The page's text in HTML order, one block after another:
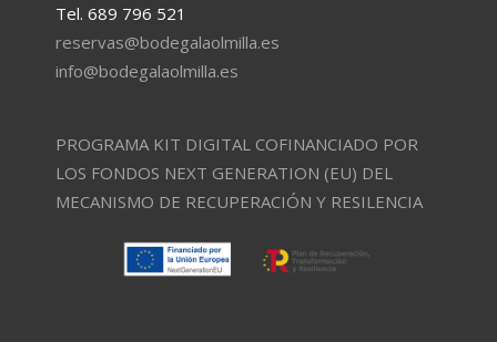
Tel. 689 796 521
reservas@bodegalaolmilla.es
info@bodegalaolmilla.es
PROGRAMA KIT DIGITAL COFINANCIADO POR
LOS FONDOS NEXT GENERATION (EU) DEL
MECANISMO DE RECUPERACIÓN Y RESILENCIA